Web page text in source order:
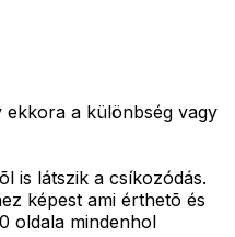
a különbség vagy
is látszik a csíkozódás.
képest ami érthetõ és
oldala mindenhol